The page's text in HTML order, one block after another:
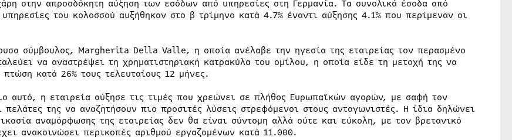
στην απροσδόκητη αύξηση των εσόδων από υπηρεσίες στη Γερμανία. Τα συνολικά έσοδα από
υπηρεσίες του κολοσσού αυξήθηκαν στο β τρίμηνο κατά 4.7% έναντι αύξησης 4.1% που περίμεναν οι
σύμβουλος, Margherita Della Valle, η οποία ανέλαβε την ηγεσία της εταιρείας τον περασμένο
να αναστρέψει τη χρηματιστηριακή κατρακύλα του ομίλου, η οποία είδε τη μετοχή της να
πτώση κατά 26% τους τελευταίους 12 μήνες.
αυτό, η εταιρεία αύξησε τις τιμές που χρεώνει σε πλήθος Ευρωπαϊκών αγορών, με σαφή τον
πελάτες της να αναζητήσουν πιο προσιτές λύσεις στρεφόμενοι στους ανταγωνιστές. Η ίδια δηλώνει
αναμόρφωσης της εταιρείας δεν θα είναι σύντομη αλλά ούτε και εύκολη, με τον βρετανικό
ανακοινώσει περικοπές αριθμού εργαζομένων κατά 11.000.